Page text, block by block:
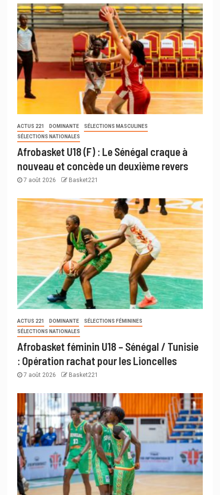
ACTUS 221 DOMINANTE
SÉLECTIONS MASCULINES
SÉLECTIONS NATIONALES
Afrobasket U18 (F) : Le Sénégal craque à
nouveau et concède un deuxième revers
7 août 2026 Basket221
ACTUS 221 DOMINANTE
SÉLECTIONS FÉMININES
SÉLECTIONS NATIONALES
Afrobasket féminin U18 – Sénégal / Tunisie
: Opération rachat pour les Lioncelles
7 août 2026 Basket221